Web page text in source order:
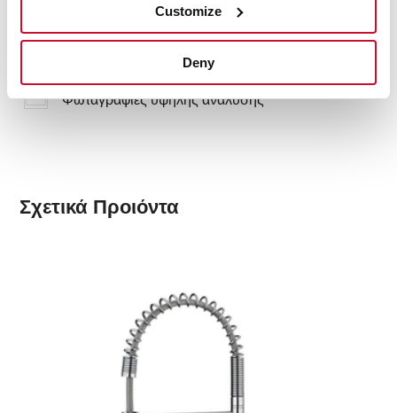
Customize
Deny
Κάρτα προϊόντος
Σχεδιαγράμματα Διαστάσεων
Φωταγραφίες υψηλής ανάλυσης
Σχετικά Προιόντα